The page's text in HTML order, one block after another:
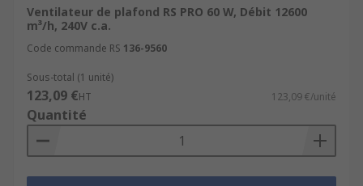
Ventilateur de plafond RS PRO 60 W, Débit 12600
m³/h, 240V c.a.
Code commande RS 136-9560
Sous-total (1 unité)
123,09 €HT 123,09 €/unité
Quantité